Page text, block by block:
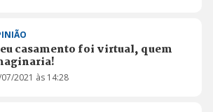
casamento foi virtual, quem
2021 às 14:28